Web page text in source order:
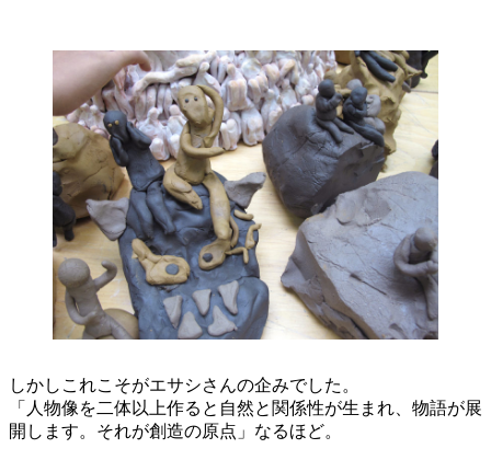
しかしこれこそがエサシさんの企みでした。
「人物像を二体以上作ると自然と関係性が生まれ、物語が展
開します。それが創造の原点」なるほど。